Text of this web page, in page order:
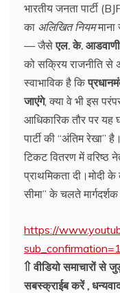
भारतीय जनता पार्टी
का अलिखित नियममाना
— जैसेएल. के. आडवाणी
को सक्रिय राजनीति
स्वाभाविक है कि
जाएंगे, क्या वे भी इस
आधिकारिक तौर पर यह
पार्टी की “अंतिम
टिकट वितरण में वरिष्ठ
प्राथमिकता दी।मोदी
सीमा” के चलते
https://
sub_confirmation=1
⇑ वीडियो समाचारों से
सबस्क्राईब करें ,